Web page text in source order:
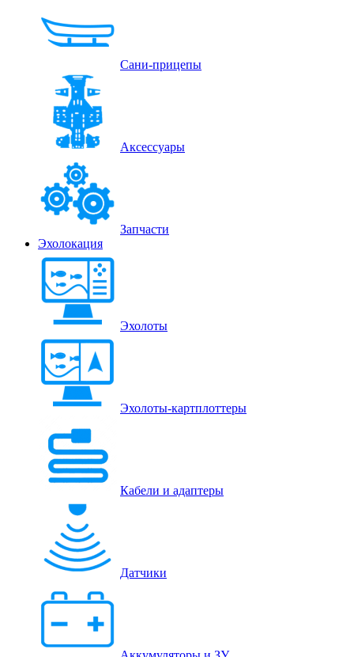
Сани-прицепы
Аксессуары
Запчасти
Эхолокация
Эхолоты
Эхолоты-картплоттеры
Кабели и адаптеры
Датчики